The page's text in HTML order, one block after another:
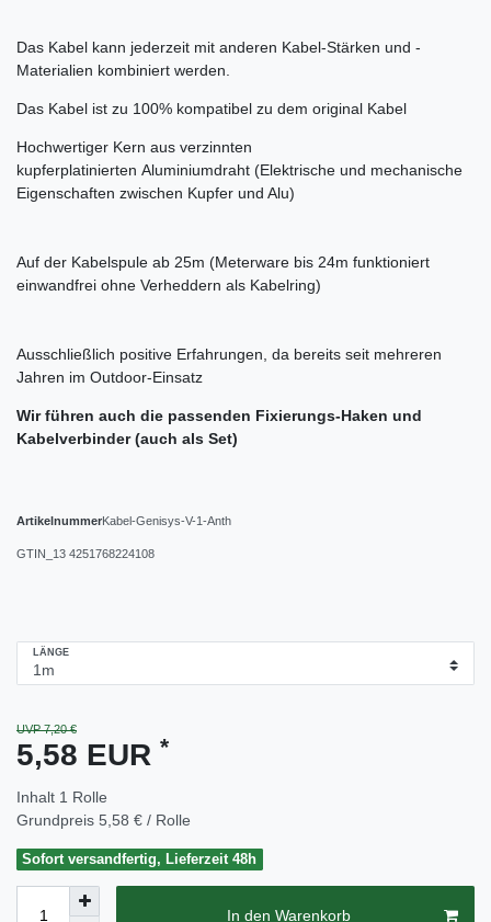
Das Kabel kann jederzeit mit anderen Kabel-Stärken und -
Materialien kombiniert werden.
Das Kabel ist zu 100% kompatibel zu dem original Kabel
Hochwertiger Kern aus verzinnten
kupferplatinierten Aluminiumdraht (Elektrische und mechanische
Eigenschaften zwischen Kupfer und Alu)
Auf der Kabelspule ab 25m (Meterware bis 24m funktioniert
einwandfrei ohne Verheddern als Kabelring)
Ausschließlich positive Erfahrungen, da bereits seit mehreren
Jahren im Outdoor-Einsatz
Wir führen auch die passenden Fixierungs-Haken und
Kabelverbinder (auch als Set)
ArtikelnummerKabel-Genisys-V-1-Anth
GTIN_13 4251768224108
LÄNGE
UVP 7,20 €
5,58 EUR *
Inhalt 1 Rolle
Grundpreis 5,58 € / Rolle
Sofort versandfertig, Lieferzeit 48h
In den Warenkorb